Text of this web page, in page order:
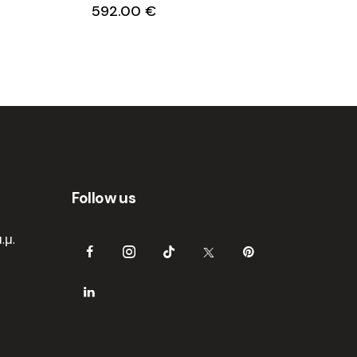
592.00 €
Follow us